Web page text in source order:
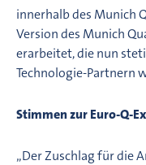
innerhalb des Munich
Version des Munich
erarbeitet, die nun
Technologie-Partnern
Stimmen zur Euro-Q-
„Der Zuschlag für die